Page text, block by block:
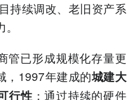
持续调改、老旧资产系
管已形成规模化存量更
，1997年建成的城建大
行性 ：通过持续的硬件